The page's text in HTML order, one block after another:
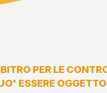
PER LE
ESSERE